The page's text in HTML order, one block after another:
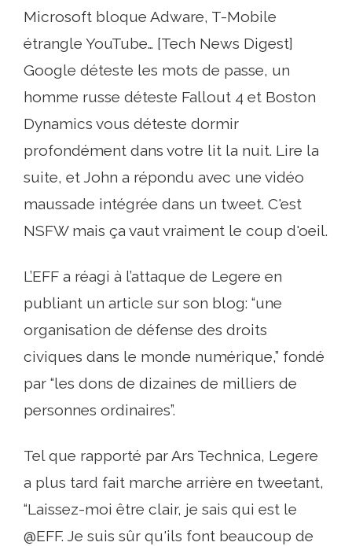
Microsoft bloque Adware, T-Mobile
étrangle YouTube… [Tech News Digest]
Google déteste les mots de passe, un
homme russe déteste Fallout 4 et Boston
Dynamics vous déteste dormir
profondément dans votre lit la nuit. Lire la
suite, et John a répondu avec une vidéo
maussade intégrée dans un tweet. C'est
NSFW mais ça vaut vraiment le coup d'oeil.
L’EFF a réagi à l’attaque de Legere en
publiant un article sur son blog: “une
organisation de défense des droits
civiques dans le monde numérique,” fondé
par “les dons de dizaines de milliers de
personnes ordinaires”.
Tel que rapporté par Ars Technica, Legere
a plus tard fait marche arrière en tweetant,
“Laissez-moi être clair, je sais qui est le
@EFF. Je suis sûr qu'ils font beaucoup de